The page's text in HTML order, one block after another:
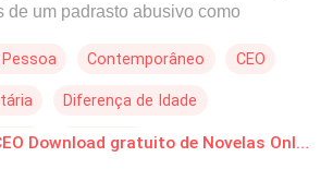
de um padrasto abusivo como
do pai que nunca conviveu. Mas sua
homem irresistível e misterioso que
momento de alívio no meio de seu
Pessoa Contemporâneo CEO
Diferença de Idade
Arrogante Proibida Para o CEO Download gratuito de Novelas Online em PDF